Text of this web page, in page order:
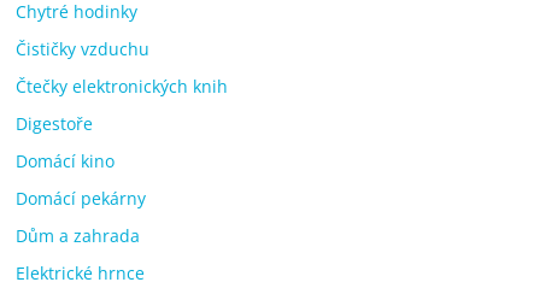
Chytré hodinky
Čističky vzduchu
Čtečky elektronických knih
Digestoře
Domácí kino
Domácí pekárny
Dům a zahrada
Elektrické hrnce